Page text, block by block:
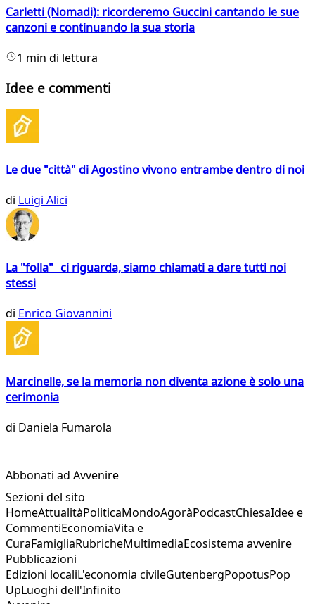
Carletti (Nomadi): ricorderemo Guccini cantando le sue
canzoni e continuando la sua storia
1 min di lettura
Idee e commenti
Le due "città" di Agostino vivono entrambe dentro di noi
di Luigi Alici
La "folla" ci riguarda, siamo chiamati a dare tutti noi
stessi
di Enrico Giovannini
Marcinelle, se la memoria non diventa azione è solo una
cerimonia
di Daniela Fumarola
Abbonati ad Avvenire
Sezioni del sito
HomeAttualitàPoliticaMondoAgoràPodcastChiesaIdee e
CommentiEconomiaVita e
CuraFamigliaRubricheMultimediaEcosistema avvenire
Pubblicazioni
Edizioni localiL'economia civileGutenbergPopotusPop
UpLuoghi dell'Infinito